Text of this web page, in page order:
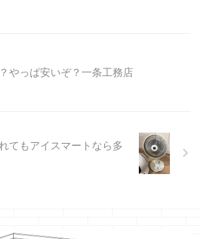
やっぱ安いぞ？一条工務店
てもアイスマートなら多